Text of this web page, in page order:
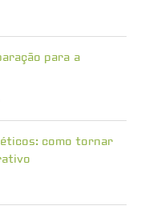
para a
como tornar